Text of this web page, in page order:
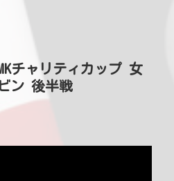
チャリティカップ 女
ン 後半戦